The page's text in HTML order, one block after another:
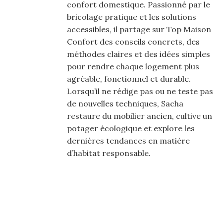
confort domestique. Passionné par le
bricolage pratique et les solutions
accessibles, il partage sur Top Maison
Confort des conseils concrets, des
méthodes claires et des idées simples
pour rendre chaque logement plus
agréable, fonctionnel et durable.
Lorsqu’il ne rédige pas ou ne teste pas
de nouvelles techniques, Sacha
restaure du mobilier ancien, cultive un
potager écologique et explore les
dernières tendances en matière
d’habitat responsable.